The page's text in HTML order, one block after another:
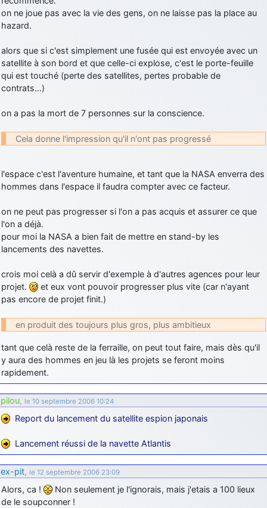
on ne joue pas avec la vie des gens, on ne laisse pas la place au
hazard.
alors que si c'est simplement une fusée qui est envoyée avec un
satellite à son bord et que celle-ci explose, c'est le porte-feuille
qui est touché (perte des satellites, pertes probable de
contrats…)
on a pas la mort de 7 personnes sur la conscience.
Cela donne l'impression qu'il n'ont pas progressé
l'espace c'est l'aventure humaine, et tant que la NASA enverra des
hommes dans l'espace il faudra compter avec ce facteur.
on ne peut pas progresser si l'on a pas acquis et assurer ce que
l'on a déjà.
pour moi la NASA a bien fait de mettre en stand-by les
lancements des navettes.
crois moi celà a dû servir d'exemple à d'autres agences pour leur
projet.
et eux vont pouvoir progresser plus vite (car n'ayant
pas encore de projet finit.)
en produit des toujours plus gros, plus ambitieux
tant que celà reste de la ferraille, on peut tout faire, mais dès qu'il
y aura des hommes en jeu là les projets se feront moins
rapidement.
pilou, le 10 septembre 2006 10:24
Report du lancement du satellite espion japonais
Lancement réussi de la navette Atlantis
ex-pit, le 12 septembre 2006 23:09
Alors, ca !
Non seulement je l'ignorais, mais j'etais a 100 lieux
de le soupconner !